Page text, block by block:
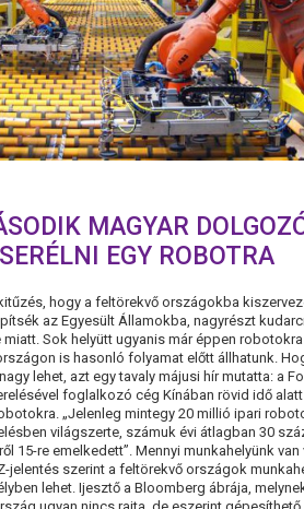
MAGYAR
EGY ROBOTRA
hogy a feltörekvő országokba
az Egyesült Államokba, nagyrészt
Sok helyütt ugyanis már éppen
is hasonló folyamat előtt állhatunk.
lehet, azt egy tavaly májusi hír mutatta: a
foglalkozó cég Kínában rövid idő alatt
„Jelenleg mintegy 20 millió ipari
világszerte, számuk évi átlagban 30
15-re emelkedett”. Mennyi munkahelyünk
jelentés szerint a feltörekvő országok
lehet. Ijesztő a Bloomberg ábrája,